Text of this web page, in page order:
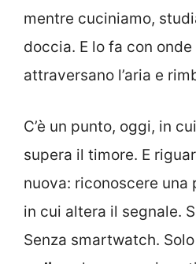
mentre cuciniamo,
doccia. E lo fa con
attraversano l’aria e
C’è un punto, oggi, in
supera il timore. E
nuova: riconoscere una
in cui altera il segnale.
Senza smartwatch. Solo